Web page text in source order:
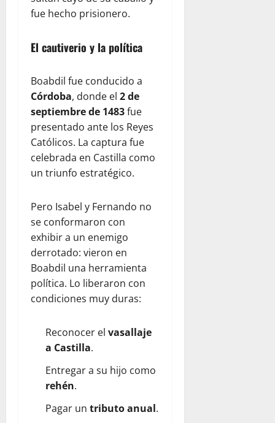
fue hecho prisionero.
El cautiverio y la política
Boabdil fue conducido a
Córdoba, donde el 2 de
septiembre de 1483fue
presentado ante los Reyes
Católicos. La captura fue
celebrada en Castilla como
un triunfo estratégico.
Pero Isabel y Fernando no
se conformaron con
exhibir a un enemigo
derrotado: vieron en
Boabdil una herramienta
política. Lo liberaron con
condiciones muy duras:
Reconocer el vasallaje
a Castilla.
Entregar a su hijo como
rehén.
Pagar un tributo anual.